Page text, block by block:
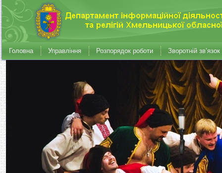
Головна Управління Розпорядок роботи Зворотній зв’язок